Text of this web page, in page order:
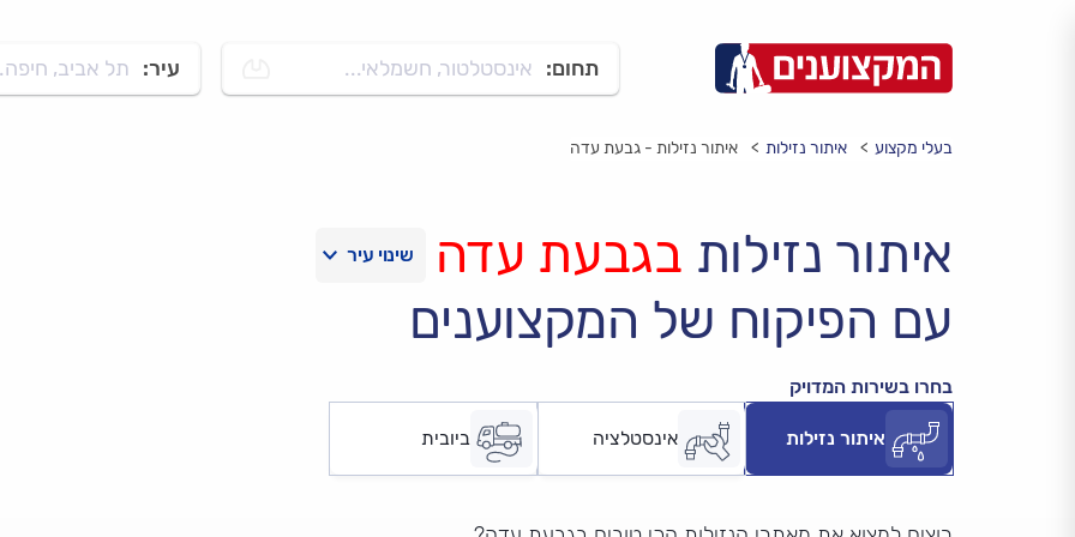
תחום: אינסטלטור, חשמלאי... עיר: תל אביב,
בעלי מקצוע איתור נזילות איתור נזילות - גבעת עדה
איתור נזילות בגבעת עדה
עם הפיקוח של המקצוענים
בחרו בשירות המדויק
איתור נזילות אינסטלציה ביובית